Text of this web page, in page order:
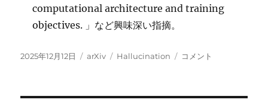
computational architecture and training
objectives. 」など興味深い指摘。
投
2025年12月12日
カ
arXiv
タ
Hallucination
H-
コメント